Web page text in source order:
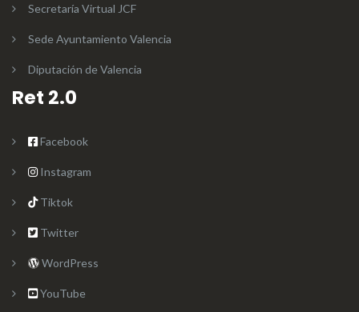
Secretaría Virtual JCF
Sede Ayuntamiento Valencia
Diputación de Valencia
Ret 2.0
Facebook
Instagram
Tiktok
Twitter
WordPress
YouTube